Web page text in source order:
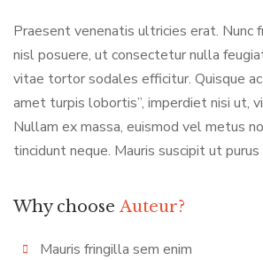
Praesent venenatis ultricies erat. Nunc
nisl posuere, ut consectetur nulla
vitae tortor sodales efficitur. Quisque
amet turpis lobortis”, imperdiet nisi ut,
Nullam ex massa, euismod vel metus
tincidunt neque. Mauris suscipit ut purus
Why choose Auteur?
Mauris fringilla sem enim